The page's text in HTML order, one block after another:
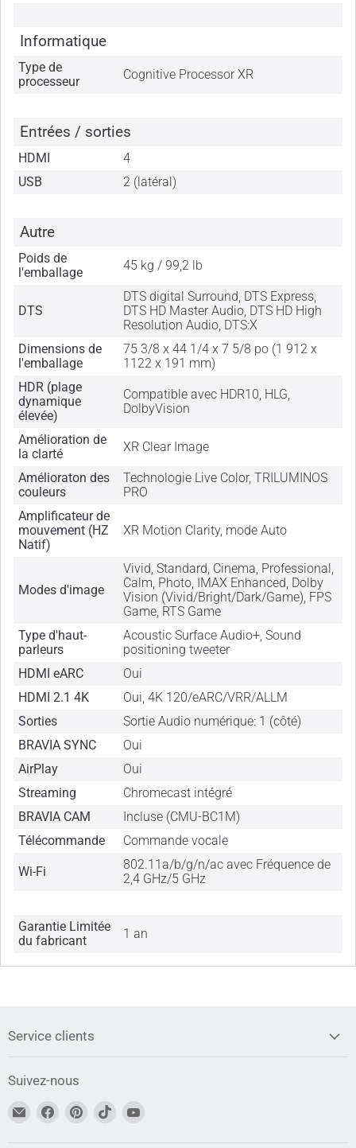
Informatique
Type de
processeur
Cognitive Processor XR
Entrées / sorties
HDMI
4
USB
2 (latéral)
Autre
Poids de
l'emballage
45 kg / 99,2 lb
DTS
DTS digital Surround, DTS Express,
DTS HD Master Audio, DTS HD High
Resolution Audio, DTS:X
Dimensions de
l'emballage
75 3/8 x 44 1/4 x 7 5/8 po (1 912 x
1122 x 191 mm)
HDR (plage
dynamique
élevée)
Compatible avec HDR10, HLG,
DolbyVision
Amélioration de
la clarté
XR Clear Image
Amélioraton des
couleurs
Technologie Live Color, TRILUMINOS
PRO
Amplificateur de
mouvement (HZ
Natif)
XR Motion Clarity, mode Auto
Modes d'image
Vivid, Standard, Cinema, Professional,
Calm, Photo, IMAX Enhanced, Dolby
Vision (Vivid/Bright/Dark/Game), FPS
Game, RTS Game
Type d'haut-
parleurs
Acoustic Surface Audio+, Sound
positioning tweeter
HDMI eARC
Oui
HDMI 2.1 4K
Oui, 4K 120/eARC/VRR/ALLM
Sorties
Sortie Audio numérique: 1 (côté)
BRAVIA SYNC
Oui
AirPlay
Oui
Streaming
Chromecast intégré
BRAVIA CAM
Incluse (CMU-BC1M)
Télécommande
Commande vocale
Wi-Fi
802.11a/b/g/n/ac avec Fréquence de
2,4 GHz/5 GHz
Garantie Limitée
du fabricant
1 an
Service clients
Suivez-nous
Trouvez-Trouvez-Trouvez-Trouvez-